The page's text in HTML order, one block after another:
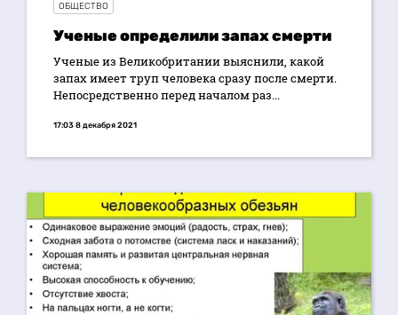
ОБЩЕСТВО
Ученые определили запах смерти
Ученые из Великобритании выяснили, какой
запах имеет труп человека сразу после смерти.
Непосредственно перед началом раз...
17:03 8 декабря 2021